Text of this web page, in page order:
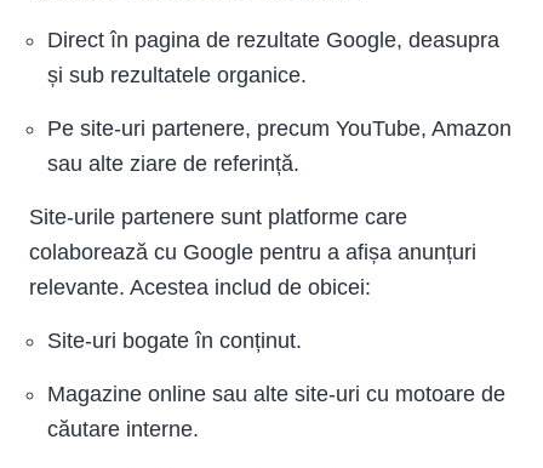
Direct în pagina de rezultate Google, deasupra
și sub rezultatele organice.
Pe site-uri partenere, precum YouTube, Amazon
sau alte ziare de referință.
Site-urile partenere sunt platforme care
colaborează cu Google pentru a afișa anunțuri
relevante. Acestea includ de obicei:
Site-uri bogate în conținut.
Magazine online sau alte site-uri cu motoare de
căutare interne.